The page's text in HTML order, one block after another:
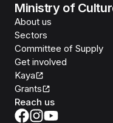
Ministry of
About us
Sectors
Committee of Supply
Get involved
Kaya
Grants
Reach us